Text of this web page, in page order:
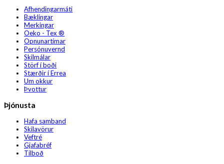
Afhendingarmáti
Bæklingar
Merkingar
Oeko - Tex ®
Opnunartímar
Persónuvernd
Skilmálar
Störf í boði
Stærðir í Errea
Um okkur
Þvottur
Þjónusta
Hafa samband
Skilavörur
Veftré
Gjafabréf
Tilboð